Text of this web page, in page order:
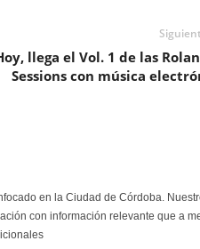
llega el Vol. 1 de las
Sessions con música
en la Ciudad de Córdoba.
con información relevante que a